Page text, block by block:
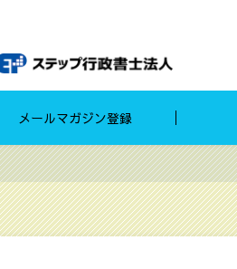
メールマガジン登録